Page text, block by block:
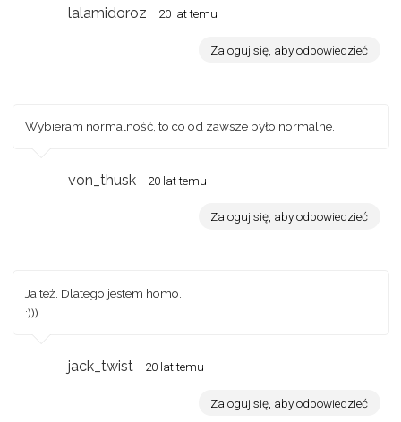
lalamidoroz 20 lat temu
Zaloguj się, aby odpowiedzieć
Wybieram normalność, to co od zawsze było normalne.
von_thusk 20 lat temu
Zaloguj się, aby odpowiedzieć
Ja też. Dlatego jestem homo.
:)))
jack_twist 20 lat temu
Zaloguj się, aby odpowiedzieć